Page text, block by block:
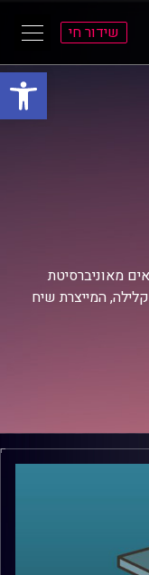
פתח
שידור חי
מאוניברסיטת
המייצרת שיח